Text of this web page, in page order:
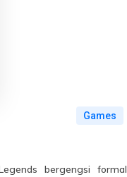
Games
bergengsi formal